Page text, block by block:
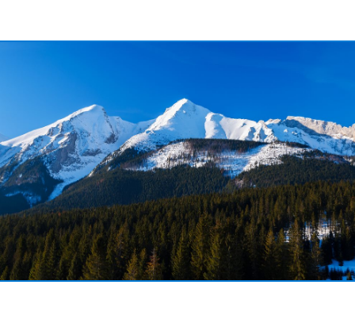
Pokoje Gościnne u Ady
Zapraszamy do Jurgowa
KONTAKT